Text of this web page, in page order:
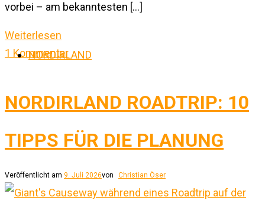
vorbei – am bekanntesten […]
Weiterlesen
1 Kommentar
NORDIRLAND
NORDIRLAND ROADTRIP: 10
TIPPS FÜR DIE PLANUNG
Veröffentlicht am 9. Juli 2026von Christian Öser